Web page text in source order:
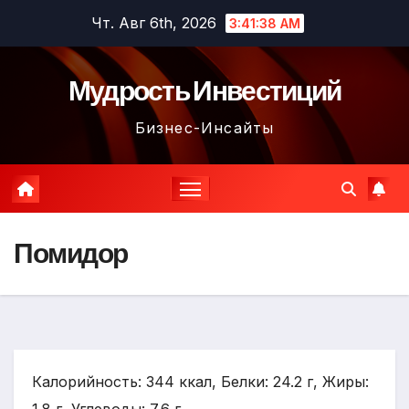
содержимому
Чт. Авг 6th, 2026 3:41:39 AM
Мудрость Инвестиций
Бизнес-Инсайты
Помидор
Калорийность: 344 ккал, Белки: 24.2 г, Жиры: